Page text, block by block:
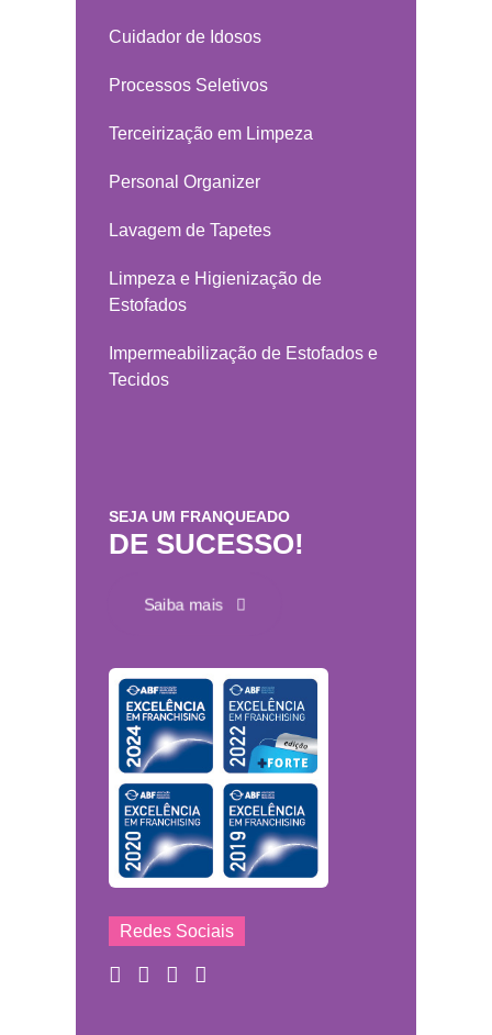
Cuidador de Idosos
Processos Seletivos
Terceirização em Limpeza
Personal Organizer
Lavagem de Tapetes
Limpeza e Higienização de
Estofados
Impermeabilização de Estofados e
Tecidos
SEJA UM FRANQUEADO
DE SUCESSO!
Saiba mais
Redes Sociais